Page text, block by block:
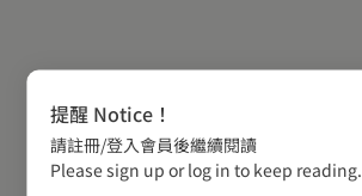
提醒 Notice！
請註冊/登入會員後繼續閱讀
Please sign up or log in to keep reading.